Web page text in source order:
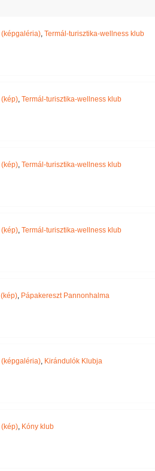
(képgaléria), Termál-turisztika-wellness klub
(kép), Termál-turisztika-wellness klub
(kép), Termál-turisztika-wellness klub
(kép), Termál-turisztika-wellness klub
(kép), Pápakereszt Pannonhalma
(képgaléria), Kirándulók Klubja
(kép), Kóny klub